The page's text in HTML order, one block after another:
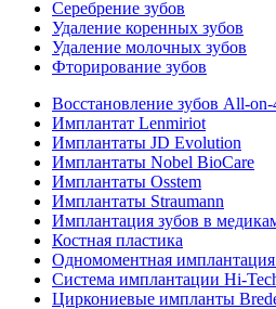
Серебрение зубов
Удаление коренных зубов
Удаление молочных зубов
Фторирование зубов
Восстановление зубов
Имплантат Lenmiriot
Имплантаты JD Evolution
Имплантаты Nobel BioСare
Имплантаты Osstem
Имплантаты Straumann
Имплантация зубов в
Костная пластика
Одномоментная имплантация
Система имплантации Hi-
Циркониевые импланты